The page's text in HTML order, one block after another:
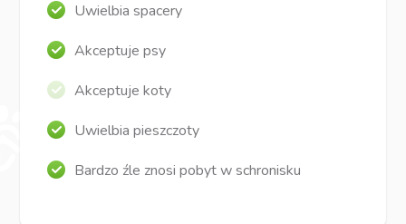
Uwielbia spacery
Akceptuje psy
Akceptuje koty
Uwielbia pieszczoty
Bardzo źle znosi pobyt w schronisku